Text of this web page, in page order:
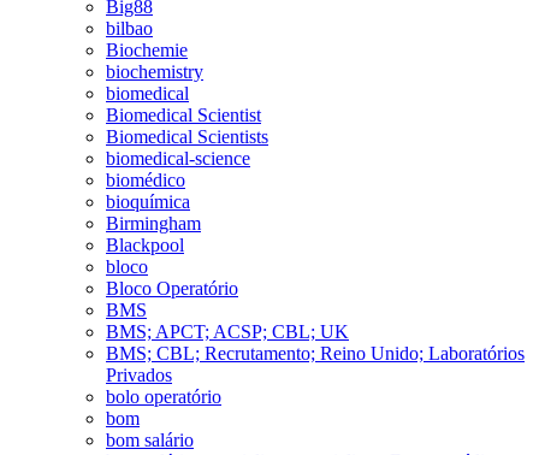
Big88
bilbao
Biochemie
biochemistry
biomedical
Biomedical Scientist
Biomedical Scientists
biomedical-science
biomédico
bioquímica
Birmingham
Blackpool
bloco
Bloco Operatório
BMS
BMS; APCT; ACSP; CBL; UK
BMS; CBL; Recrutamento; Reino Unido; Laboratórios
Privados
bolo operatório
bom
bom salário